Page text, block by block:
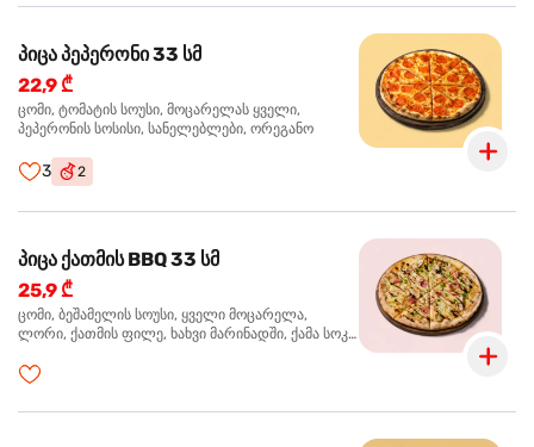
პიცა პეპერონი 33 სმ
22,9 ₾
ცომი, ტომატის სოუსი, მოცარელას ყველი,
პეპერონის სოსისი, სანელებლები, ორეგანო
3 2
პიცა ქათმის BBQ 33 სმ
25,9 ₾
ცომი, ბეშამელის სოუსი, ყველი მოცარელა,
ლორი, ქათმის ფილე, ხახვი მარინადში, ქამა სოკო